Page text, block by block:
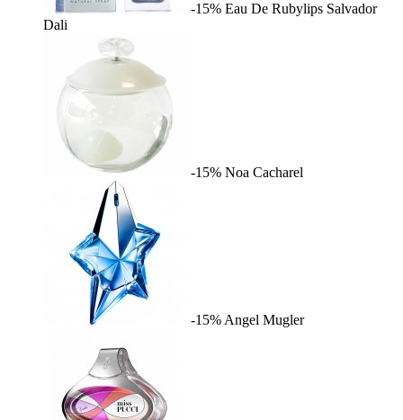
-15% Eau De Rubylips Salvador
Dali
-15% Noa Cacharel
-15% Angel Mugler